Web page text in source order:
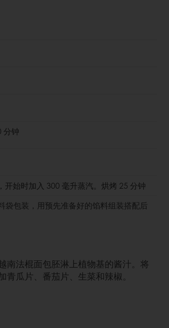
分钟
开始时加入 300 毫升蒸汽。烘烤 25 分钟
包装，用预先准备好的馅料组装搭配后
南法棍面包胚淋上植物基的酱汁。将
瓜片、番茄片、生菜和辣椒。